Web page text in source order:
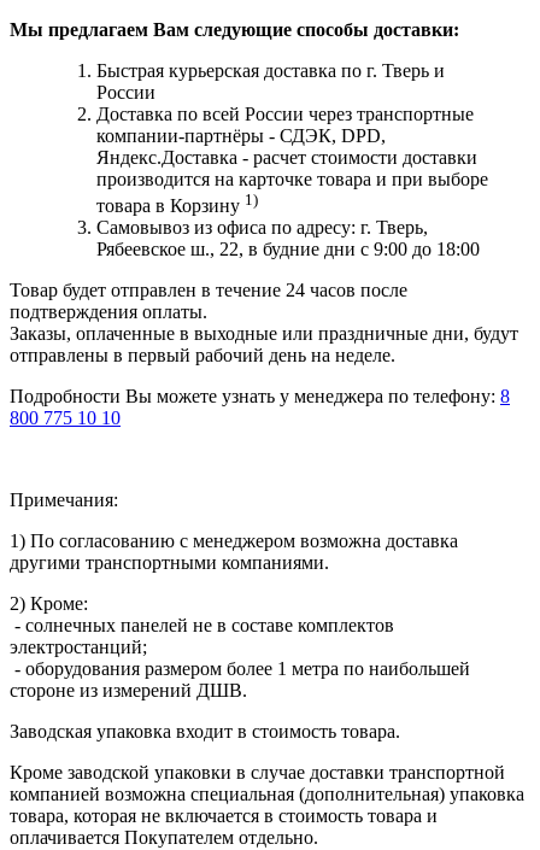
Мы предлагаем Вам следующие способы доставки:
Быстрая курьерская доставка по г. Тверь и
России
Доставка по всей России через транспортные
компании-партнёры - СДЭК, DPD,
Яндекс.Доставка - расчет стоимости доставки
производится на карточке товара и при выборе
товара в Корзину 1)
Самовывоз из офиса по адресу: г. Тверь,
Рябеевское ш., 22, в будние дни с 9:00 до 18:00
Товар будет отправлен в течение 24 часов после
подтверждения оплаты.
Заказы, оплаченные в выходные или праздничные дни, будут
отправлены в первый рабочий день на неделе.
Подробности Вы можете узнать у менеджера по телефону: 8
800 775 10 10
Примечания:
1) По согласованию с менеджером возможна доставка
другими транспортными компаниями.
2) Кроме:
- солнечных панелей не в составе комплектов
электростанций;
- оборудования размером более 1 метра по наибольшей
стороне из измерений ДШВ.
Заводская упаковка входит в стоимость товара.
Кроме заводской упаковки в случае доставки транспортной
компанией возможна специальная (дополнительная) упаковка
товара, которая не включается в стоимость товара и
оплачивается Покупателем отдельно.